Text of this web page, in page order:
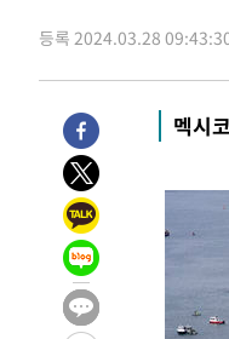
등록 2024.03.28
멕시